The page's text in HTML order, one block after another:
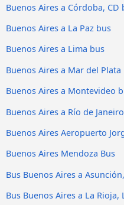
Buenos Aires a Córdoba, CD
Buenos Aires a La Paz bus
Buenos Aires a Lima bus
Buenos Aires a Mar del Plata
Buenos Aires a Montevideo
Buenos Aires a Río de
Buenos Aires Aeropuerto
Buenos Aires Mendoza Bus
Bus Buenos Aires a
Bus Buenos Aires a La Rioja,